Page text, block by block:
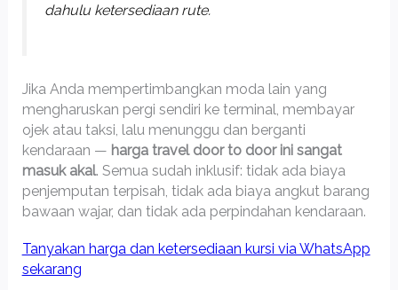
dahulu ketersediaan rute.
Jika Anda mempertimbangkan moda lain yang
mengharuskan pergi sendiri ke terminal, membayar
ojek atau taksi, lalu menunggu dan berganti
kendaraan — harga travel door to door ini sangat
masuk akal. Semua sudah inklusif: tidak ada biaya
penjemputan terpisah, tidak ada biaya angkut barang
bawaan wajar, dan tidak ada perpindahan kendaraan.
Tanyakan harga dan ketersediaan kursi via WhatsApp
sekarang